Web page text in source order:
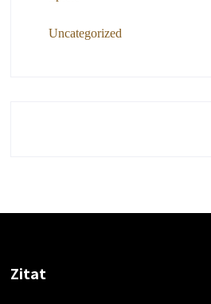
Uncategorized
Zitat